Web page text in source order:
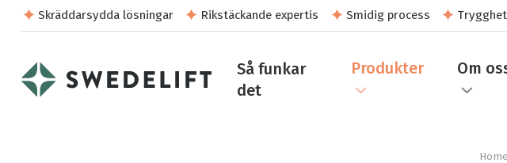
Skräddarsydda lösningar Rikstäckande expertis Smidig process
Så funkar
det
Produkter Om
Home